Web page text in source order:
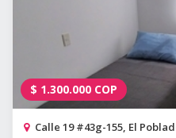
$ 1.300.000 COP
Calle 19 #43g-155, El